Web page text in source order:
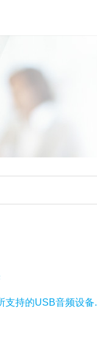
支持的USB音频设备.